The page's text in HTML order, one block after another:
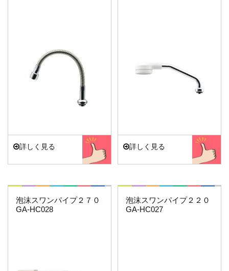
詳しく見る 詳しく見る
これエエやん
泡沫スワンパイプ２７０
GA-HC028
これエエやん
泡沫スワンパイプ２２０
GA-HC027